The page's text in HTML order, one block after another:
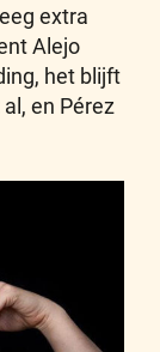
extra
Alejo
het blijft
en Pérez